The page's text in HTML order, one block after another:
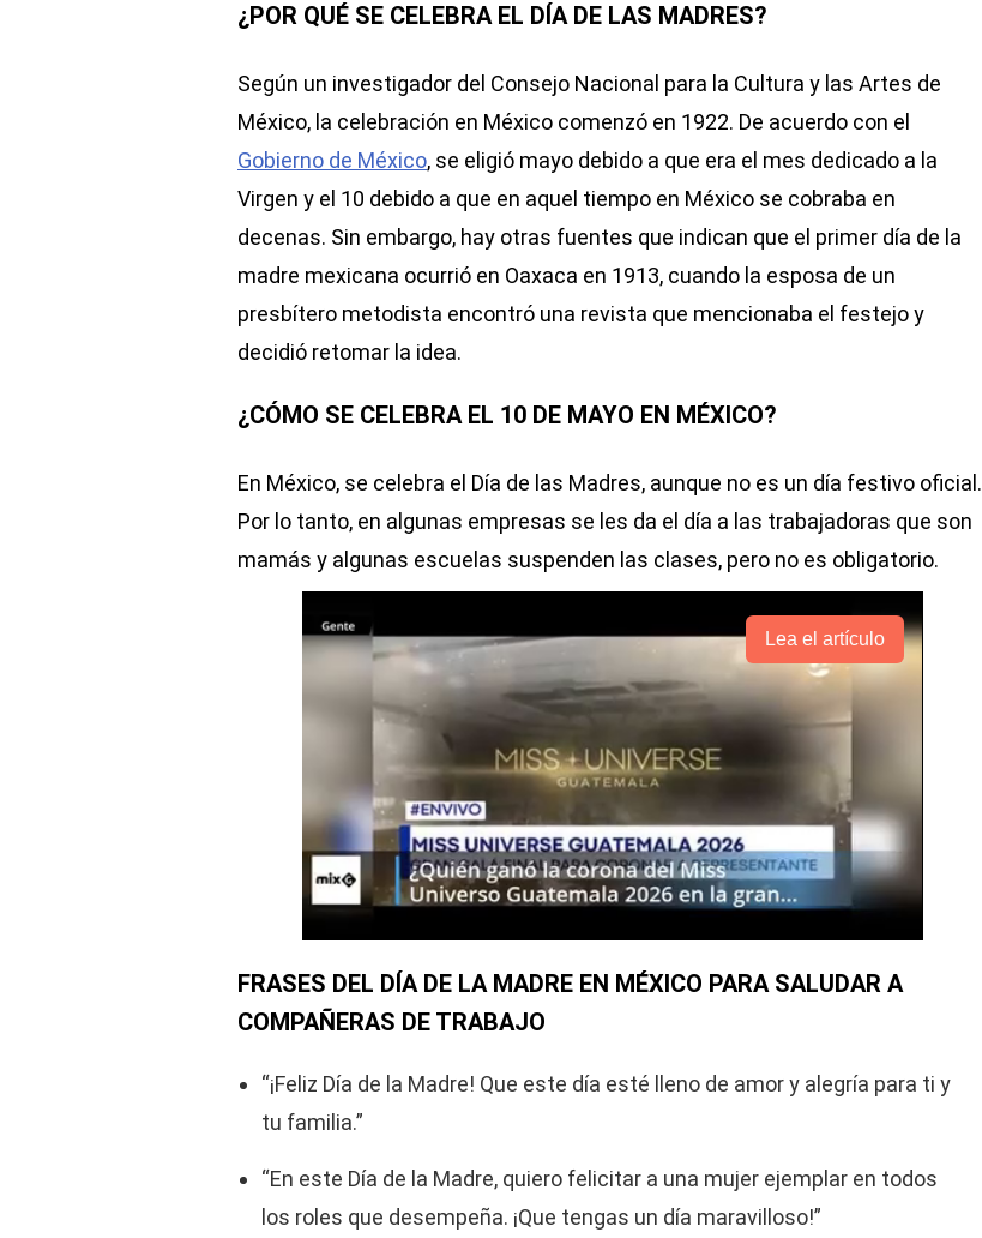
¿POR QUÉ SE CELEBRA EL DÍA DE LAS MADRES?
Según un investigador del Consejo Nacional para la Cultura y las Artes de
México, la celebración en México comenzó en 1922. De acuerdo con el
Gobierno de México, se eligió mayo debido a que era el mes dedicado a la
Virgen y el 10 debido a que en aquel tiempo en México se cobraba en
decenas. Sin embargo, hay otras fuentes que indican que el primer día de la
madre mexicana ocurrió en Oaxaca en 1913, cuando la esposa de un
presbítero metodista encontró una revista que mencionaba el festejo y
decidió retomar la idea.
¿CÓMO SE CELEBRA EL 10 DE MAYO EN MÉXICO?
En México, se celebra el Día de las Madres, aunque no es un día festivo oficial.
Por lo tanto, en algunas empresas se les da el día a las trabajadoras que son
mamás y algunas escuelas suspenden las clases, pero no es obligatorio.
Lea el artículo
FRASES DEL DÍA DE LA MADRE EN MÉXICO PARA SALUDAR A
COMPAÑERAS DE TRABAJO
“¡Feliz Día de la Madre! Que este día esté lleno de amor y alegría para ti y
tu familia.”
“En este Día de la Madre, quiero felicitar a una mujer ejemplar en todos
los roles que desempeña. ¡Que tengas un día maravilloso!”